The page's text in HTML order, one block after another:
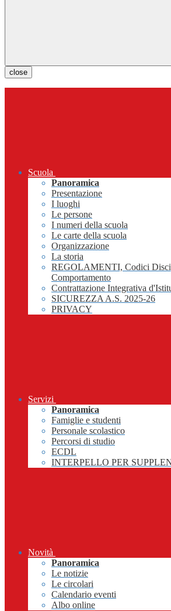
close
Scuola
Panoramica
Presentazione
I luoghi
Le persone
I numeri della scuola
Le carte della scuola
Organizzazione
La storia
REGOLAMENTI, Codici
Comportamento
Contrattazione Integrativa
SICUREZZA A.S. 2025-26
PRIVACY
Servizi
Panoramica
Famiglie e studenti
Personale scolastico
Percorsi di studio
ECDL
INTERPELLO PER
Novità
Panoramica
Le notizie
Le circolari
Calendario eventi
Albo online